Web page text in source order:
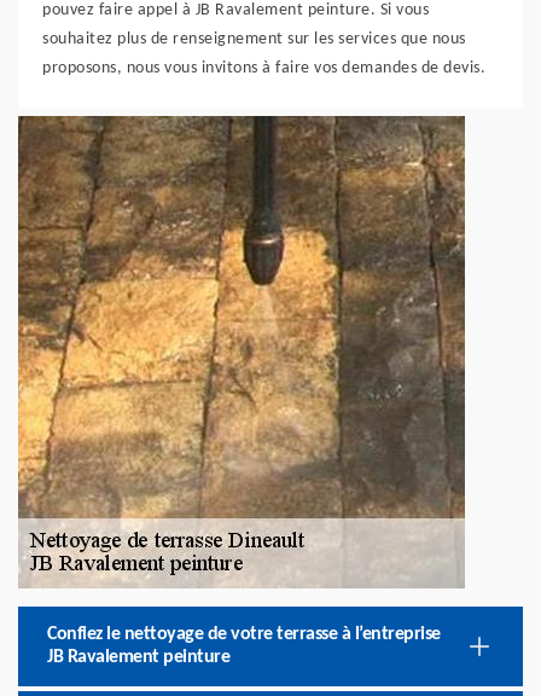
pouvez faire appel à JB Ravalement peinture. Si vous
souhaitez plus de renseignement sur les services que nous
proposons, nous vous invitons à faire vos demandes de devis.
Confiez le nettoyage de votre terrasse à l’entreprise
JB Ravalement peinture